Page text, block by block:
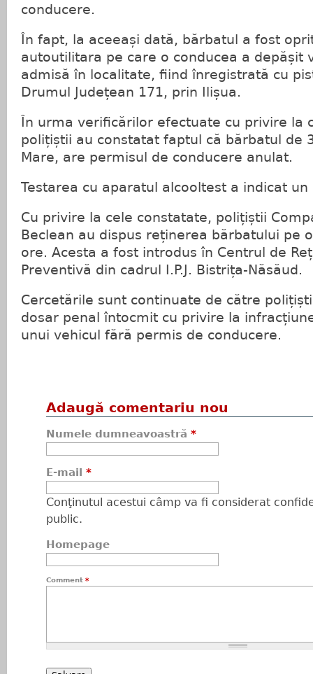
conducere.
În fapt, la aceeași dată, bărbatul a fost
autoutilitara pe care o conducea a depășit
admisă în localitate, fiind înregistrată cu
Drumul Județean 171, prin Ilișua.
În urma verificărilor efectuate cu privire la
polițiștii au constatat faptul că bărbatul de
Mare, are permisul de conducere anulat.
Testarea cu aparatul alcooltest a indicat
Cu privire la cele constatate, polițiștii
Beclean au dispus reținerea bărbatului pe
ore. Acesta a fost introdus în Centrul de
Preventivă din cadrul I.P.J. Bistrița-Năsăud.
Cercetările sunt continuate de către
dosar penal întocmit cu privire la
unui vehicul fără permis de conducere.
Adaugă comentariu nou
Numele dumneavoastră *
E-mail *
Conţinutul acestui câmp va fi considerat
public.
Homepage
Comment *